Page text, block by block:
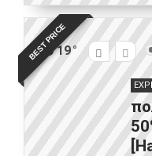
BEST PRICE
19